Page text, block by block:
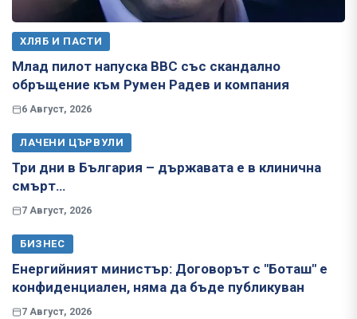
ХЛЯБ И ПАСТИ
Млад пилот напуска ВВС със скандално
обръщение към Румен Радев и компания
6 Август, 2026
ЛАЧЕНИ ЦЪРВУЛИ
Три дни в България – държавата е в клинична
смърт…
7 Август, 2026
БИЗНЕС
Енергийният министър: Договорът с "Боташ" е
конфиденциален, няма да бъде публикуван
7 Август, 2026